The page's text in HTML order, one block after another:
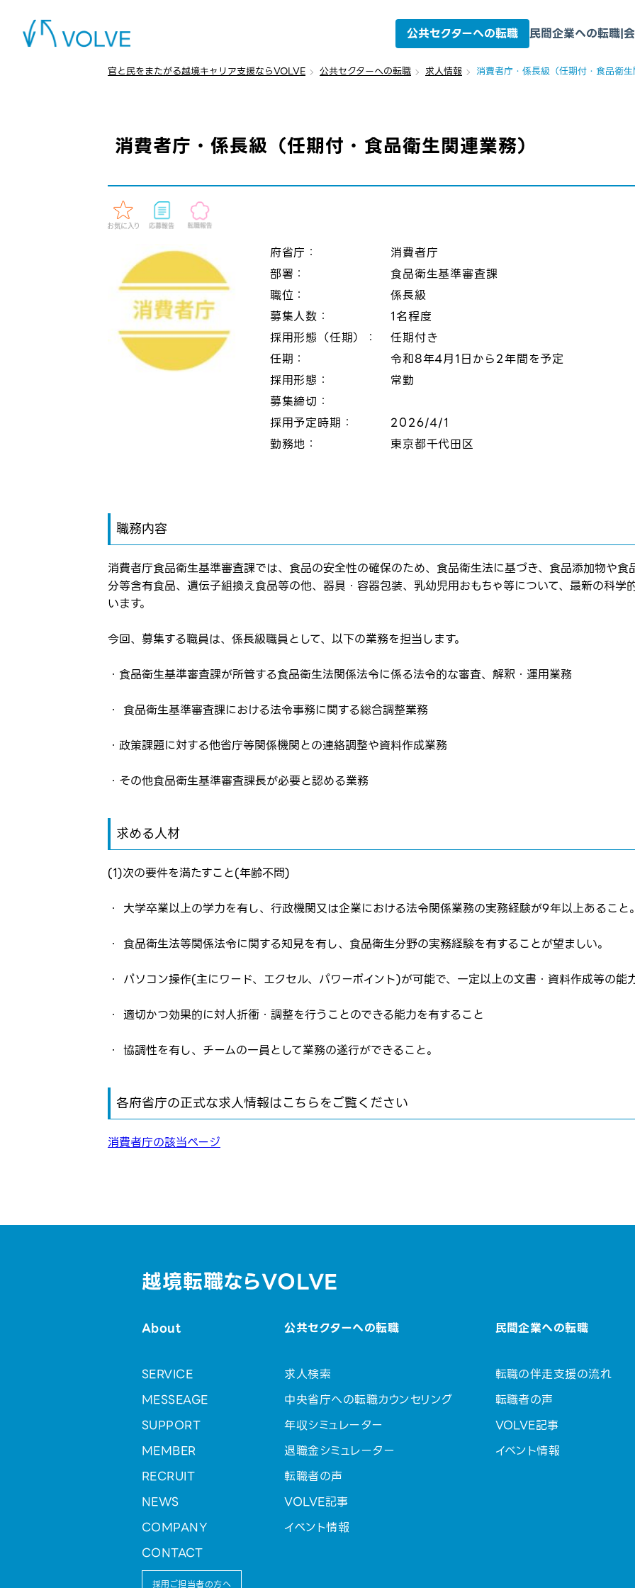
公共セクターへの転職 民間企業への転職|
弊社ホームページの求人票をみて
応募した方へ
弊社ホームページの求人票をみて
転職報告をする
ログイン
※パスワードを忘れた方は
官と民をまたがる越境キャリア支援ならVOLVE 公共セクターへの転職 求人情報 消費者庁・係長級（任期付・食品衛生
消費者庁・係長級（任期付・食品衛生関連業務）
府省庁：
消費者庁
部署：
食品衛生基準審査課
職位：
係長級
募集人数：
1名程度
採用形態（任期）：
任期付き
任期：
令和8年4月1日から2年間を予定
採用形態：
常勤
募集締切：
採用予定時期：
2026/4/1
勤務地：
東京都千代田区
職務内容
消費者庁食品衛生基準審査課では、食品の安全性の確保のため、食品衛生法に基づき、食品添加物や
分等含有食品、遺伝子組換え食品等の他、器具・容器包装、乳幼児用おもちゃ等について、最新の科学
います。
今回、募集する職員は、係長級職員として、以下の業務を担当します。
・食品衛生基準審査課が所管する食品衛生法関係法令に係る法令的な審査、解釈・運用業務
・ 食品衛生基準審査課における法令事務に関する総合調整業務
・政策課題に対する他省庁等関係機関との連絡調整や資料作成業務
・その他食品衛生基準審査課長が必要と認める業務
求める人材
(1)次の要件を満たすこと(年齢不問)
・ 大学卒業以上の学力を有し、行政機関又は企業における法令関係業務の実務経験が9年以上あること。
・ 食品衛生法等関係法令に関する知見を有し、食品衛生分野の実務経験を有することが望ましい。
・ パソコン操作(主にワード、エクセル、パワーポイント)が可能で、一定以上の文書・資料作成等の能
・ 適切かつ効果的に対人折衝・調整を行うことのできる能力を有すること
・ 協調性を有し、チームの一員として業務の遂行ができること。
各府省庁の正式な求人情報はこちらをご覧ください
消費者庁の該当ページ
越境転職ならVOLVE
About
SERVICE
MESSEAGE
SUPPORT
MEMBER
RECRUIT
NEWS
COMPANY
CONTACT
採用ご担当者の方へ
公共セクターへの転職
求人検索
中央省庁への転職カウンセリング
年収シミュレーター
退職金シミュレーター
転職者の声
VOLVE記事
イベント情報
民間企業への転職
転職の伴走支援の流れ
転職者の声
VOLVE記事
イベント情報